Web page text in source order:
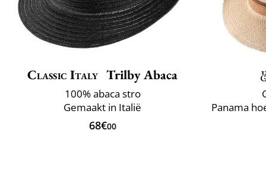
Classic Italy Trilby Abaca
100% abaca stro
Gemaakt in Italië
68€00